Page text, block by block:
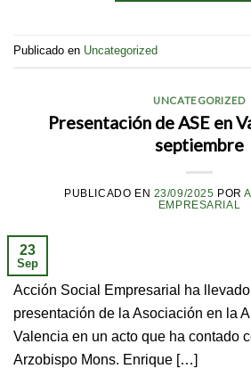
Publicado en Uncategorized
UNCATEGORIZED
Presentación de ASE en
septiembre
PUBLICADO EN 23/09/2025 POR
EMPRESARIAL
23
Sep
Acción Social Empresarial ha
presentación de la Asociación en la
Valencia en un acto que ha contado
Arzobispo Mons. Enrique […]